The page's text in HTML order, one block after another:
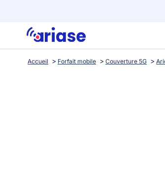
Accueil Forfait mobile Couverture 5G